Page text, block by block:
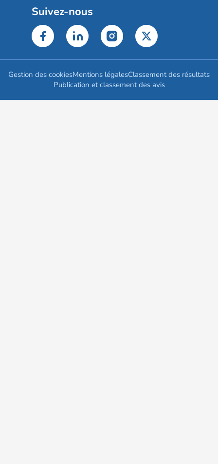
Suivez-nous
Gestion des cookiesMentions légalesClassement des résultats
Publication et classement des avis